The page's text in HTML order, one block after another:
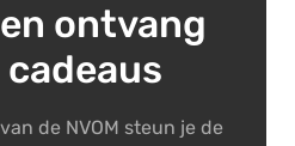
ontvang
de NVOM steun je de